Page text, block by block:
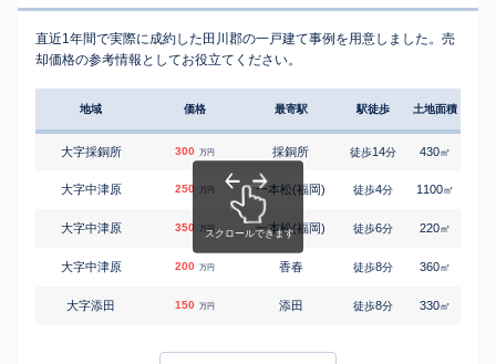
直近1年間で実際に成約した田川郡の一戸建て事例を用意しました。売
却価格の参考情報としてお役立てください。
地域 価格 最寄駅 駅徒歩 土地面積
大字採銅所 300 万円 採銅所 徒歩14分 430㎡
大字中津原 250 万円 一本松(福岡) 徒歩4分 1100㎡
大字中津原 350 万円 一本松(福岡) 徒歩6分 220㎡
大字中津原 200 万円 香春 徒歩8分 360㎡
大字添田 150 万円 添田 徒歩8分 330㎡